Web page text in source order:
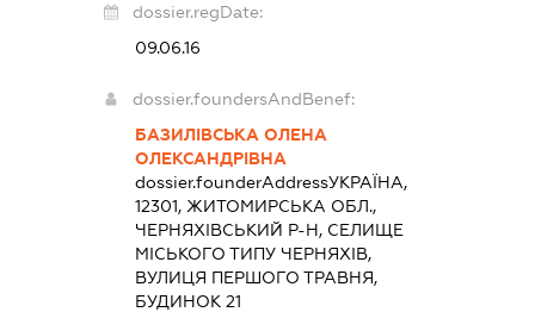
dossier.regDate:
09.06.16
dossier.foundersAndBenef:
БАЗИЛІВСЬКА ОЛЕНА
ОЛЕКСАНДРІВНА
dossier.founderAddressУКРАЇНА,
12301, ЖИТОМИРСЬКА ОБЛ.,
ЧЕРНЯХІВСЬКИЙ Р-Н, СЕЛИЩЕ
МІСЬКОГО ТИПУ ЧЕРНЯХІВ,
ВУЛИЦЯ ПЕРШОГО ТРАВНЯ,
БУДИНОК 21